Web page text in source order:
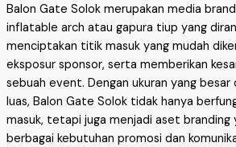
Balon Gate Solok merupakan media
inflatable arch atau gapura tiup yang
menciptakan titik masuk yang mudah
eksposur sponsor, serta memberikan
sebuah event. Dengan ukuran yang
luas, Balon Gate Solok tidak hanya
masuk, tetapi juga menjadi aset
berbagai kebutuhan promosi dan